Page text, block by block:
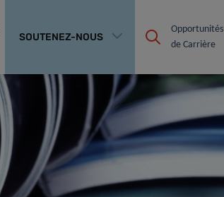
SOUTENEZ-NOUS
Opportunités
de Carrière